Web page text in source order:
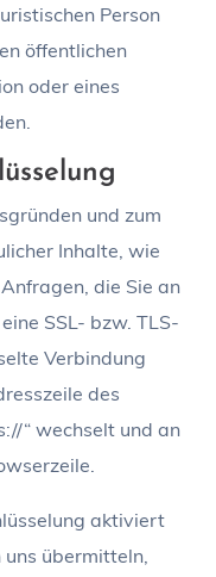
Person
öffentlichen
oder eines
und zum
Inhalte, wie
die Sie an
SSL- bzw. TLS-
Verbindung
des
“ wechselt und an
aktiviert
übermitteln,